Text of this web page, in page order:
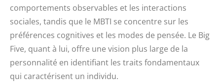
comportements observables et les interactions
sociales, tandis que le MBTI se concentre sur les
préférences cognitives et les modes de pensée. Le Big
Five, quant à lui, offre une vision plus large de la
personnalité en identifiant les traits fondamentaux
qui caractérisent un individu.